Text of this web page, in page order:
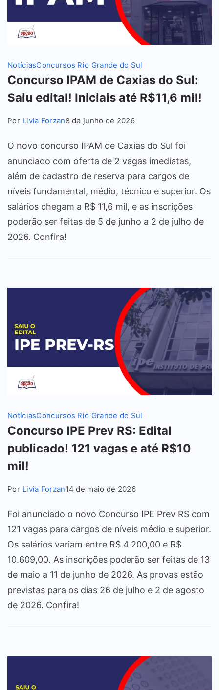
NotíciasConcursos Rio Grande do Sul
Concurso IPAM de Caxias do Sul:
Saiu edital! Iniciais até R$11,6 mil!
Por Livia Forzan8 de junho de 2026
O novo concurso IPAM de Caxias do Sul foi
anunciado com oferta de 2 vagas imediatas,
além de cadastro de reserva para cargos de
níveis fundamental, médio, técnico e superior. Os
salários chegam a R$ 11,6 mil, e as inscrições
poderão ser feitas de 5 de junho a 2 de julho de
2026. Confira!
NotíciasConcursos Rio Grande do Sul
Concurso IPE Prev RS: Edital
publicado! 121 vagas e até R$10
mil!
Por Livia Forzan14 de maio de 2026
Foi anunciado o novo Concurso IPE Prev RS com
121 vagas para cargos de níveis médio e superior.
Os salários variam entre R$ 4.200,00 e R$
10.609,00. As inscrições poderão ser feitas de 13
de maio a 11 de junho de 2026. As provas estão
previstas para os dias 26 de julho e 2 de agosto
de 2026. Confira!